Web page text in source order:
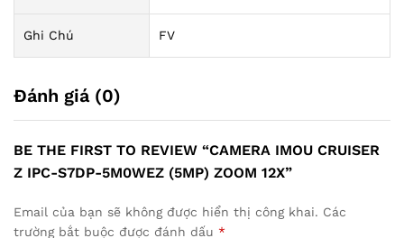
Ghi Chú FV
Đánh giá (0)
BE THE FIRST TO REVIEW “CAMERA IMOU CRUISER
Z IPC-S7DP-5M0WEZ (5MP) ZOOM 12X”
Email của bạn sẽ không được hiển thị công khai. Các
trường bắt buộc được đánh dấu *